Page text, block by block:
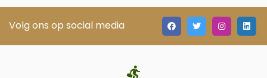
Volg ons op social media